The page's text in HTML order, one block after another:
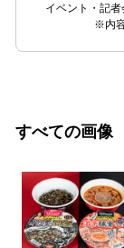
イベント・記者
※内
すべての画像